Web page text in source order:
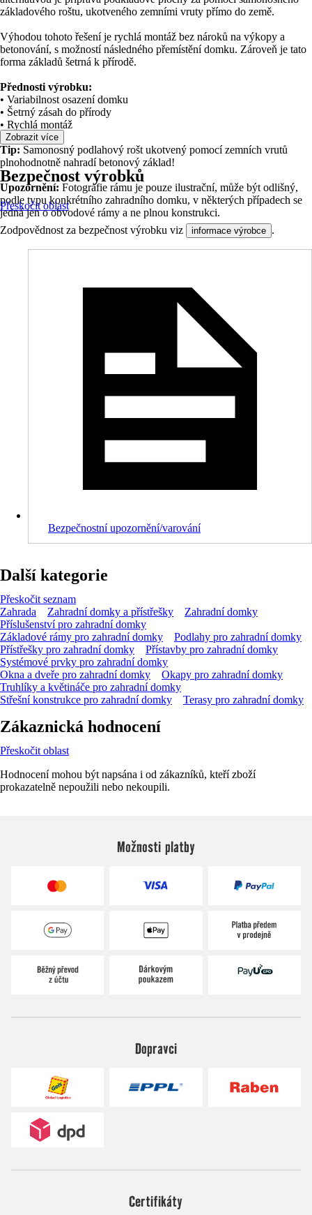
základového roštu, ukotveného zemními vruty přímo do země.
Výhodou tohoto řešení je rychlá montáž bez nároků na výkopy a
betonování, s možností následného přemístění domku. Zároveň je tato
forma základů šetrná k přírodě.
Přednosti výrobku:
• Variabilnost osazení domku
• Šetrný zásah do přírody
• Rychlá montáž
Tip: Samonosný podlahový rošt ukotvený pomocí zemních vrutů
plnohodnotně nahradí betonový základ!
Upozornění: Fotografie rámu je pouze ilustrační, může být odlišný,
podle typu konkrétního zahradního domku, v některých případech se
jedná jen o obvodové rámy a ne plnou konstrukci.
Zobrazit více
Bezpečnost výrobků
Přeskočit oblast
Zodpovědnost za bezpečnost výrobku viz informace výrobce .
Bezpečnostní upozornění/varování
Další kategorie
Přeskočit seznam
Zahrada
Zahradní domky a přístřešky
Zahradní domky
Příslušenství pro zahradní domky
Základové rámy pro zahradní domky
Podlahy pro zahradní domky
Přístřešky pro zahradní domky
Přístavby pro zahradní domky
Systémové prvky pro zahradní domky
Okna a dveře pro zahradní domky
Okapy pro zahradní domky
Truhlíky a květináče pro zahradní domky
Střešní konstrukce pro zahradní domky
Terasy pro zahradní domky
Zákaznická hodnocení
Přeskočit oblast
Hodnocení mohou být napsána i od zákazníků, kteří zboží
prokazatelně nepoužili nebo nekoupili.
Možnosti platby
Dopravci
Certifikáty